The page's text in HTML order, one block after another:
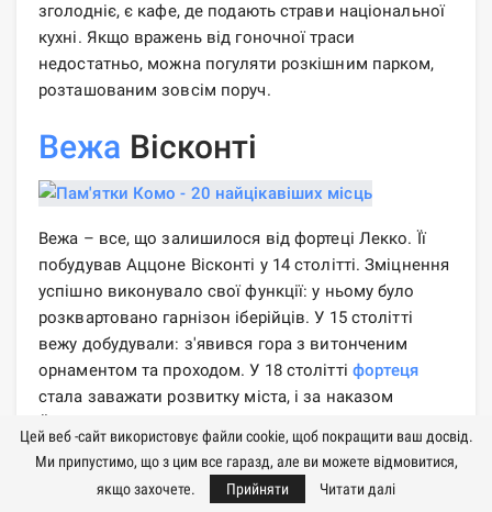
зголодніє, є кафе, де подають страви національної
кухні. Якщо вражень від гоночної траси
недостатньо, можна погуляти розкішним парком,
розташованим зовсім поруч.
Вежа Вісконті
Вежа – все, що залишилося від фортеці Лекко. Її
побудував Аццоне Вісконті у 14 столітті. Зміцнення
успішно виконувало свої функції: у ньому було
розквартовано гарнізон іберійців. У 15 столітті
вежу добудували: з'явився гора з витонченим
орнаментом та проходом. У 18 столітті фортеця
стала заважати розвитку міста, і за наказом
розпродали для будівництва будинків. Від
колишнього укріплення залишилася лише вежа.
Цей веб -сайт використовує файли cookie, щоб покращити ваш досвід.
Ми припустимо, що з цим все гаразд, але ви можете відмовитися,
якщо захочете.
Прийняти Читати далі